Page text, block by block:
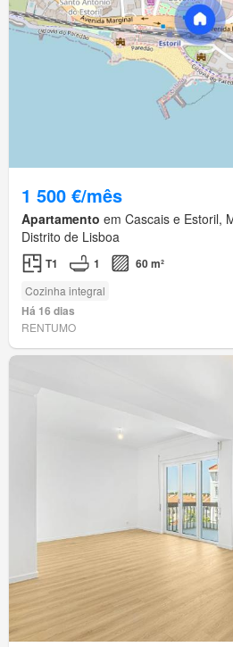
1 500 €/mês
Apartamento em Cascais e Estoril,
Distrito de Lisboa
T1 1 60 m²
Cozinha integral
Há 16 dias
RENTUMO